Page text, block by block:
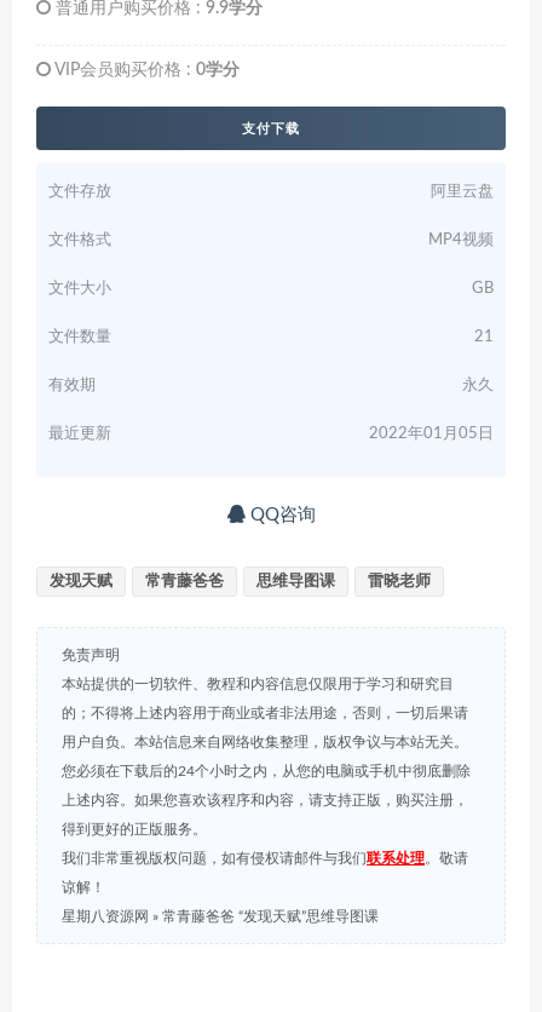
普通用户购买价格 : 9.9学分
VIP会员购买价格 : 0学分
支付下载
文件存放 阿里云盘
文件格式 MP4视频
文件大小 GB
文件数量 21
有效期 永久
最近更新 2022年01月05日
QQ咨询
发现天赋 常青藤爸爸 思维导图课 雷晓老师
免责声明
本站提供的一切软件、教程和内容信息仅限用于学习和研究目
的；不得将上述内容用于商业或者非法用途，否则，一切后果请
用户自负。本站信息来自网络收集整理，版权争议与本站无关。
您必须在下载后的24个小时之内，从您的电脑或手机中彻底删除
上述内容。如果您喜欢该程序和内容，请支持正版，购买注册，
得到更好的正版服务。
我们非常重视版权问题，如有侵权请邮件与我们联系处理。敬请
谅解！
星期八资源网 » 常青藤爸爸 “发现天赋”思维导图课